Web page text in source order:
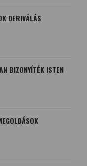
DERIVÁLÁS
BIZONYÍTÉK ISTEN